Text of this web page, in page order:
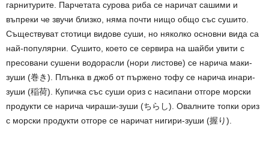
гарнитурите. Парчетата сурова риба се наричат сашими и
въпреки че звучи близко, няма почти нищо общо със сушито.
Съществуват стотици видове суши, но няколко основни вида са
най-популярни. Сушито, което се сервира на шайби увити с
пресовани сушени водорасли (нори листове) се нарича маки-
зуши (巻き). Плънка в джоб от пържено тофу се нарича инари-
зуши (稲荷). Купичка със суши ориз с насипани отгоре морски
продукти се нарича чираши-зуши (ちらし). Овалните топки ориз
с морски продукти отгоре се наричат нигири-зуши (握り).